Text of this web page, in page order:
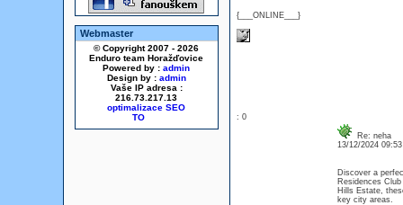
Webmaster
© Copyright 2007 - 2026
Enduro team Horažďovice
Powered by : admin
Design by : admin
Vaše IP adresa :
216.73.217.13
optimalizace SEO
{___ONLINE___}
: 0
Re: neha
13/12/2024
Discover a
Residences
Hills Estate,
key city areas.